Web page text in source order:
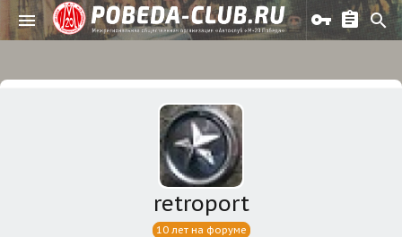
retroport
10 лет на форуме